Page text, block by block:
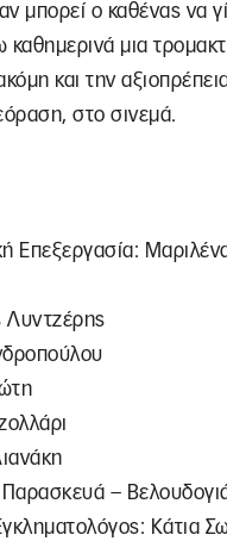
μπορεί ο καθένας να
μια
και την
στο σινεμά.
Επεξεργασία:
Λυντζέρης
–
Κάτια